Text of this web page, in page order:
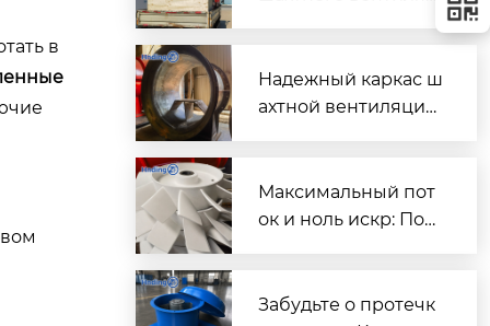
в
его объекта в Казах
стане
Надежный каркас ш
ахтной вентиляции:
DK
Максимальный пот
ок и ноль искр: Пош
шахтной вентиляци
Забудьте о протечк